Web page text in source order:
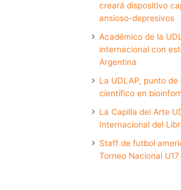
creará dispositivo
ansioso-depresivos
Académico de la
internacional con
Argentina
La UDLAP, punto
científico en
La Capilla del Arte
Internacional del
Staff de futbol
Torneo Nacional